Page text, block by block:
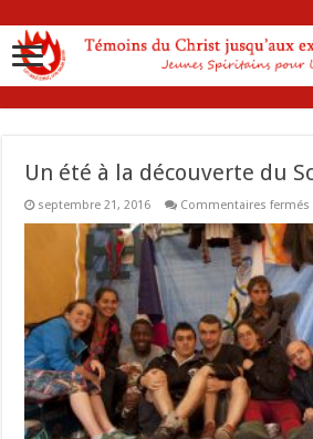
Un été à la découverte du
septembre 21, 2016 Commentaires fermés